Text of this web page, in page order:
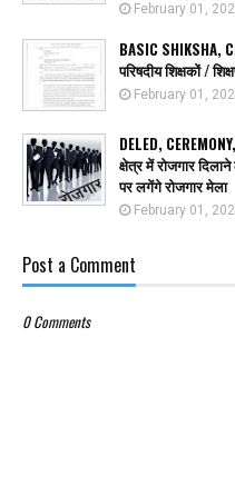
February 01,
BASIC SHIKSHA,
परिषदीय शिक्षकों /
February 01,
DELED,
क्षेत्र में रोजगार
पर लगेंगे रोजगार मेला
February 01,
Post a Comment
0 Comments